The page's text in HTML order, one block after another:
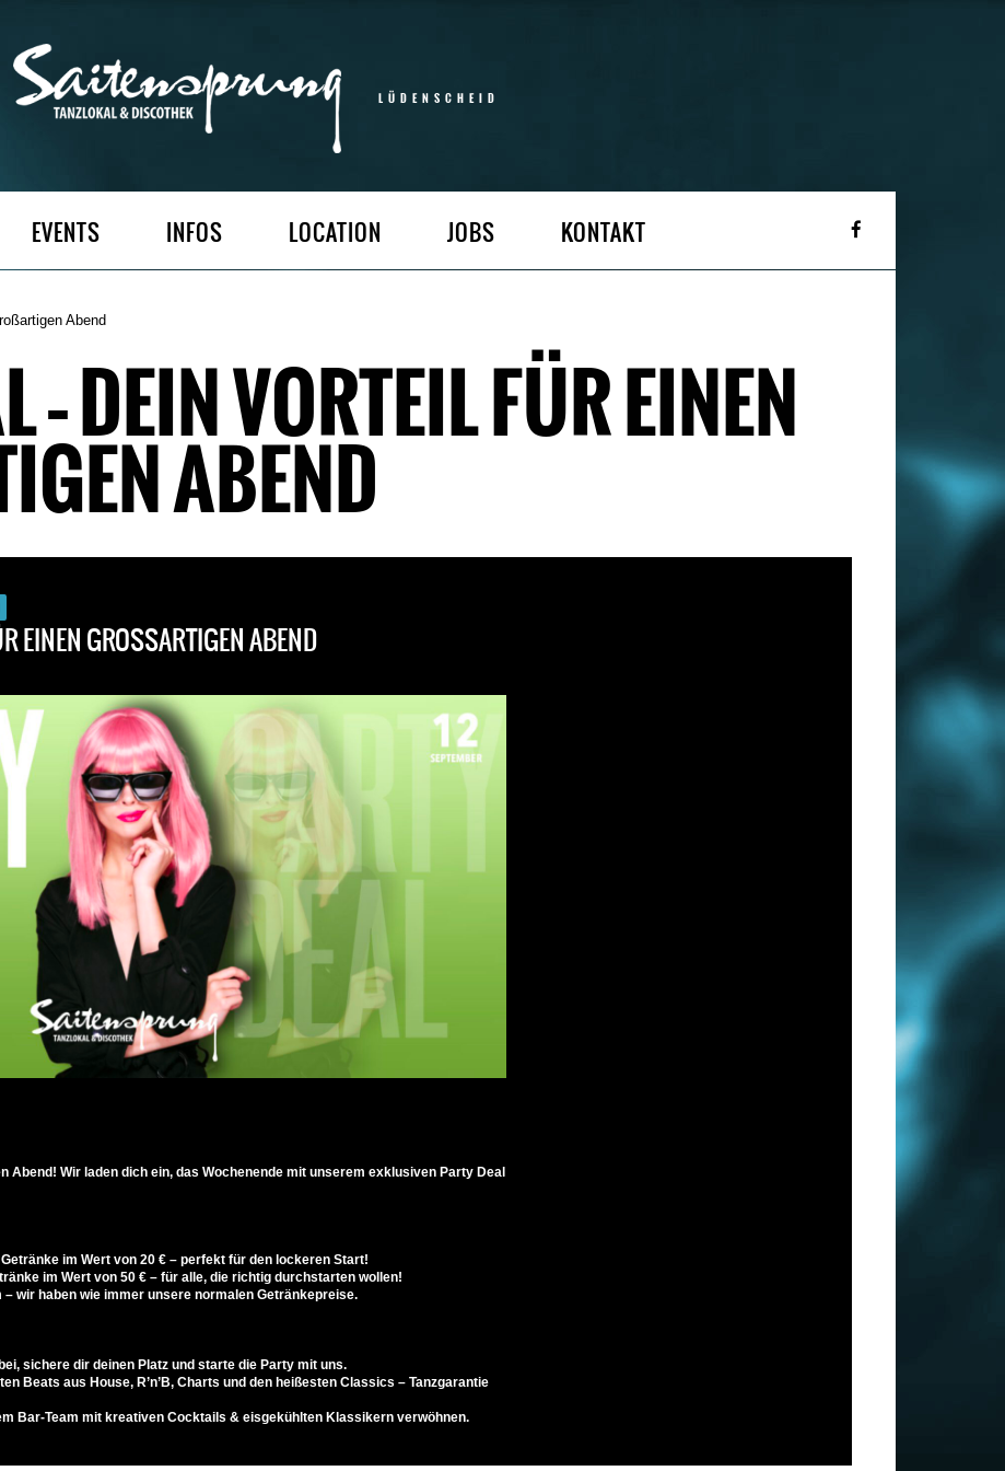
LÜDENSCHEID
EVENTS INFOS LOCATION JOBS KONTAKT
Abend
– DEIN VORTEIL FÜR EINEN
ABEND
EINEN GROSSARTIGEN ABEND
Abend! Wir laden dich ein, das Wochenende mit unserem exklusiven Party Deal
im Wert von 20 € – perfekt für den lockeren Start!
im Wert von 50 € – für alle, die richtig durchstarten wollen!
– wir haben wie immer unsere normalen Getränkepreise.
sichere dir deinen Platz und starte die Party mit uns.
Beats aus House, R’n’B, Charts und den heißesten Classics – Tanzgarantie
Bar-Team mit kreativen Cocktails & eisgekühlten Klassikern verwöhnen.